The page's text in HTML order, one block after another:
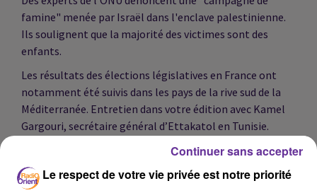
famine" menée par Israël dans l'enclave palestinienne.
Ils soulignent que la majorité des victimes sont des
enfants.
Les résultats des élections législatives en France ont
notamment été suivis dans les pays de la rive sud de la
Méditerranée. Entretien dans votre édition avec Kamel
Gargouri, secrétaire général d’Ettakatol en Tunisie.
Les partis de gauche toujours à la recherche d’un nom à
proposer pour Matignon, après ces législatives. Pegah
Malek-Ahmadi, déléguée du Comité Horizons dans le 13e
Le respect de votre vie privée est notre priorité
Continuer sans accepter